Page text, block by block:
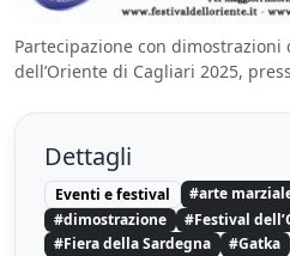
Partecipazione con dimostrazioni
dell’Oriente di Cagliari 2025,
Dettagli
Eventi e festival #arte
#dimostrazione
#Festival
#Fiera della Sardegna
#Gatka